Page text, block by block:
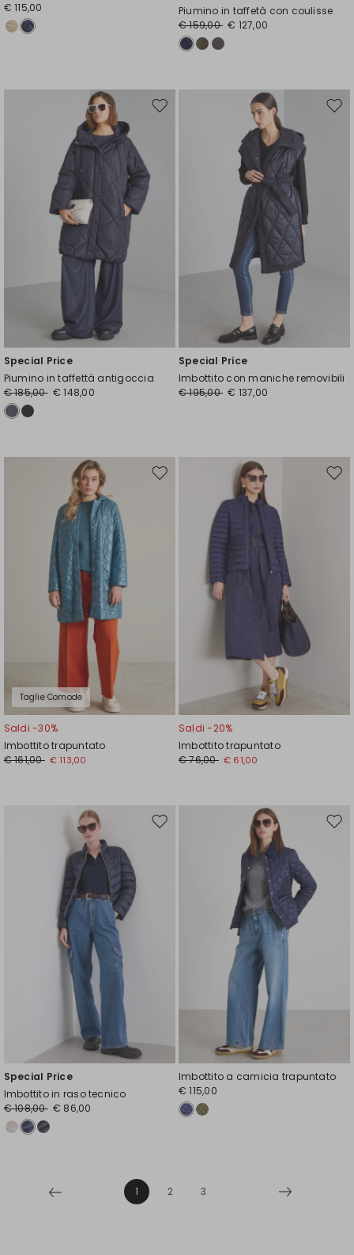
€ 115,00
Piumino in taffetà con coulisse
€ 159,00 € 127,00
Sposta
Special Price
Piumino in taffettà antigoccia
€ 185,00 € 148,00
Special Price
Imbottito con maniche removibili
€ 195,00 € 137,00
Taglie Comode
Sposta
Saldi -30%
Imbottito trapuntato
€ 161,00 € 113,00
Saldi -20%
Imbottito trapuntato
€ 76,00 € 61,00
Sposta
Special Price
Imbottito in raso tecnico
€ 108,00 € 86,00
Imbottito a camicia trapuntato
€ 115,00
1 2 3